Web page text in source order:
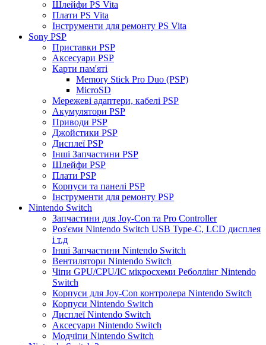
Шлейфи PS Vita
Плати PS Vita
Інструменти для ремонту PS Vita
Sony PSP
Приставки PSP
Аксесуари PSP
Карти пам'яті
Memory Stick Pro Duo (PSP)
MicroSD
Мережеві адаптери, кабелі PSP
Акумулятори PSP
Приводи PSP
Джойстики PSP
Дисплеї PSP
Інші Запчастини PSP
Шлейфи PSP
Плати PSP
Корпуси та панелі PSP
Інструменти для ремонту PSP
Nintendo Switch
Запчастини для Joy-Con та Pro Controller
Роз'єми Nintendo Switch USB Type-C, LCD дисплея
і т.д
Інші Запчастини Nintendo Switch
Вентилятори Nintendo Switch
Чіпи GPU/CPU/IC мікросхеми Реболлінг Nintendo
Switch
Корпуси для Joy-Con контролера Nintendo Switch
Корпуси Nintendo Switch
Дисплеї Nintendo Switch
Аксесуари Nintendo Switch
Модчіпи Nintendo Switch